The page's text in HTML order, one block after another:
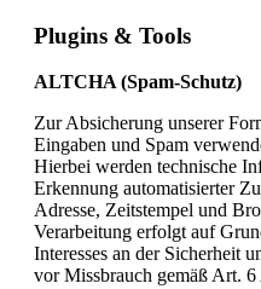
Plugins & Tools
ALTCHA (Spam-Schutz)
Zur Absicherung unserer
Eingaben und Spam
Hierbei werden technische
Erkennung automatisierter
Adresse, Zeitstempel und
Verarbeitung erfolgt auf
Interesses an der Sicherheit
vor Missbrauch gemäß Art.